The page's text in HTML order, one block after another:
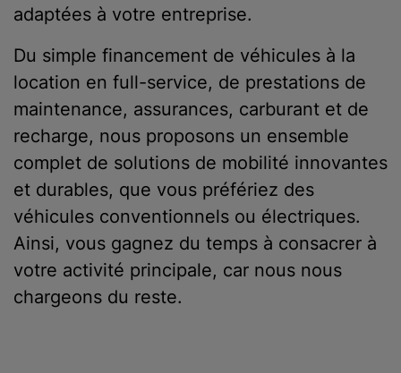
adaptées à votre entreprise.
Du simple financement de véhicules à la
location en full-service, de prestations de
maintenance, assurances, carburant et de
recharge, nous proposons un ensemble
complet de solutions de mobilité innovantes
et durables, que vous préfériez des
véhicules conventionnels ou électriques.
Ainsi, vous gagnez du temps à consacrer à
votre activité principale, car nous nous
chargeons du reste.